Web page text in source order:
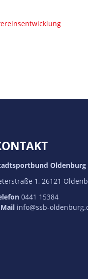
Oldenburg
1, 26121
0441 15384
Mail info@ssb-